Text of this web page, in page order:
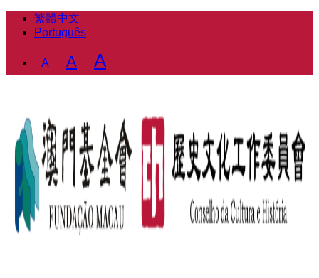
繁體中文
Português
A
Decrease
fontA Reset
font
AIncrease
font